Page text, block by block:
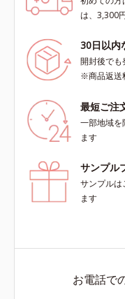
は、3,300
30日以内
開封後で
※商品返送
最短ご注
一部地域を
ます
サンプル
サンプルは
ます
お電話で